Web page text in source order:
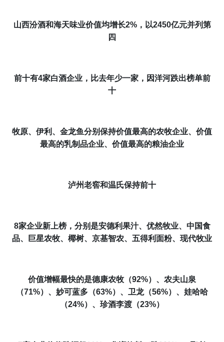
山西汾酒和海天味业价值均增长2%，以2450亿元并列第
四
前十有4家白酒企业，比去年少一家，因洋河跌出榜单前
十
牧原、伊利、金龙鱼分别保持价值最高的农牧企业、价值
最高的乳制品企业、价值最高的粮油企业
泸州老窖和温氏保持前十
8家企业新上榜，分别是安德利果汁、优然牧业、中国食
品、巨星农牧、椰树、京基智农、五得利面粉、现代牧业
价值增幅最快的是德康农牧（92%）、农夫山泉
（71%）、 妙可蓝多（63%）、 卫龙（56%）、娃哈哈
（24%）、珍酒李渡（23%）